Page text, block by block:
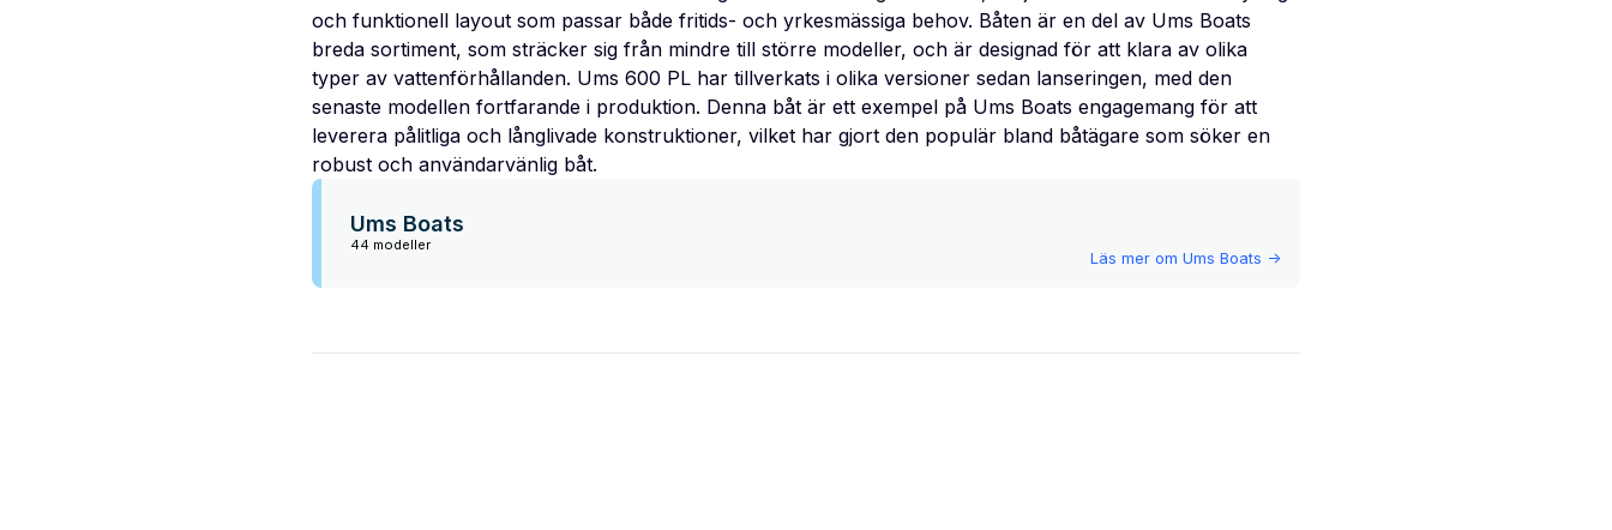
och funktionell layout som passar både fritids- och yrkesmässiga behov. Båten är en del av Ums Boats
breda sortiment, som sträcker sig från mindre till större modeller, och är designad för att klara av olika
typer av vattenförhållanden. Ums 600 PL har tillverkats i olika versioner sedan lanseringen, med den
senaste modellen fortfarande i produktion. Denna båt är ett exempel på Ums Boats engagemang för att
leverera pålitliga och långlivade konstruktioner, vilket har gjort den populär bland båtägare som söker en
robust och användarvänlig båt.
Ums Boats
44 modeller
Läs mer om Ums Boats ->